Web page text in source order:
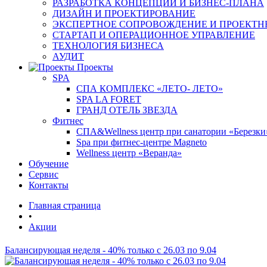
РАЗРАБОТКА КОНЦЕПЦИИ И БИЗНЕС-ПЛАНА
ДИЗАЙН И ПРОЕКТИРОВАНИЕ
ЭКСПЕРТНОЕ СОПРОВОЖДЕНИЕ И
СТАРТАП И ОПЕРАЦИОННОЕ УПРАВЛЕНИЕ
ТЕХНОЛОГИЯ БИЗНЕСА
АУДИТ
Проекты
SPA
СПА КОМПЛЕКС «ЛЕТО- ЛЕТО»
SPA LA FORET
ГРАНД ОТЕЛЬ ЗВЕЗДА
Фитнес
СПА&Wellness центр при санатории
Spa при фитнес-центре Magneto
Wellness центр «Веранда»
Обучение
Сервис
Контакты
Главная страница
•
Акции
Балансирующая неделя - 40% только с 26.03 по 9.04